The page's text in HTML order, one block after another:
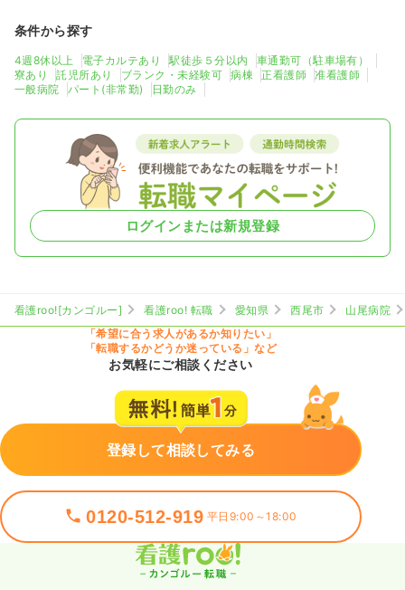
条件から探す
4週8休以上 電子カルテあり 駅徒歩５分以内
車通勤可（駐車場有）
寮あり
託児所あり ブランク・未経験可 病棟 正看護師
准看護師
一般病院
パート(非常勤) 日勤のみ
ログインまたは新規登録
看護roo![カンゴルー] 看護roo! 転職 愛知県 西尾市
山尾病院
「希望に合う求人があるか知りたい」
「転職するかどうか迷っている」など
お気軽にご相談ください
登録して相談してみる
0120-512-919 平日9:00～18:00